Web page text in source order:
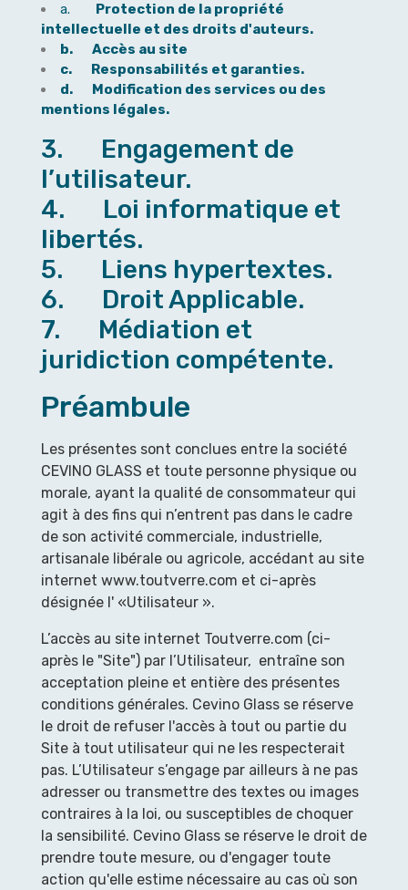
a. Protection de la propriété
intellectuelle et des droits d'auteurs.
b. Accès au site
c. Responsabilités et garanties.
d. Modification des services ou des
mentions légales.
3. Engagement de
l’utilisateur.
4. Loi informatique et
libertés.
5. Liens hypertextes.
6. Droit Applicable.
7. Médiation et
juridiction compétente.
Préambule
Les présentes sont conclues entre la société
CEVINO GLASS et toute personne physique ou
morale, ayant la qualité de consommateur qui
agit à des fins qui n’entrent pas dans le cadre
de son activité commerciale, industrielle,
artisanale libérale ou agricole, accédant au site
internet www.toutverre.com et ci-après
désignée l' «Utilisateur ».
L’accès au site internet Toutverre.com (ci-
après le "Site") par l’Utilisateur, entraîne son
acceptation pleine et entière des présentes
conditions générales. Cevino Glass se réserve
le droit de refuser l'accès à tout ou partie du
Site à tout utilisateur qui ne les respecterait
pas. L’Utilisateur s’engage par ailleurs à ne pas
adresser ou transmettre des textes ou images
contraires à la loi, ou susceptibles de choquer
la sensibilité. Cevino Glass se réserve le droit de
prendre toute mesure, ou d'engager toute
action qu'elle estime nécessaire au cas où son